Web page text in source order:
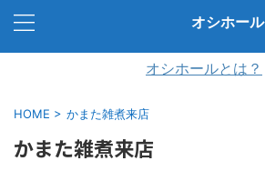
オシホール
オシホールとは？
HOME > かまた雑煮来店
かまた雑煮来店